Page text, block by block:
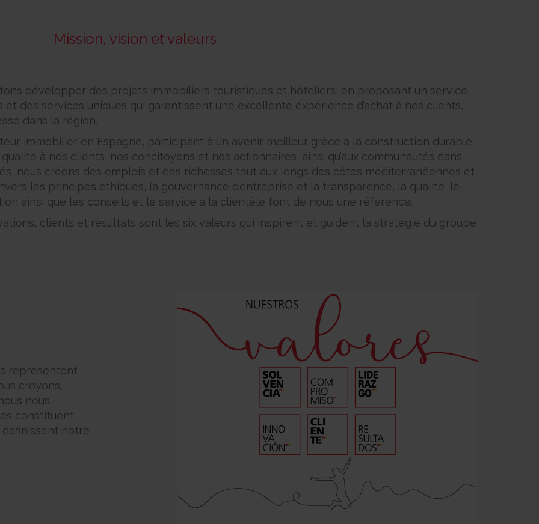
Mission, vision et valeurs
développer des projets immobiliers touristiques et hôteliers, en proposant un service
des services uniques qui garantissent une excellente expérience d’achat à nos clients,
dans la région.
immobilier en Espagne, participant à un avenir meilleur grâce à la construction durable
à nos clients, nos concitoyens et nos actionnaires, ainsi qu’aux communautés dans
nous créons des emplois et des richesses tout aux longs des côtes méditerranéennes et
les principes éthiques, la gouvernance d’entreprise et la transparence, la qualité, le
ainsi que les conseils et le service à la clientèle font de nous une référence.
clients et résultats sont les six valeurs qui inspirent et guident la stratégie du groupe
représentent
croyons,
nous
constituent
définissent notre